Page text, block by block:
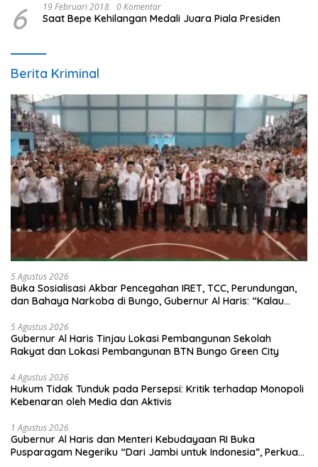
6 19 Februari 2018 0 Komentar
Saat Bepe Kehilangan Medali Juara Piala Presiden
Berita Kriminal
5 Agustus 2026
Buka Sosialisasi Akbar Pencegahan IRET, TCC, Perundungan,
dan Bahaya Narkoba di Bungo, Gubernur Al Haris: “Kalau
tangan”
5 Agustus 2026
Gubernur Al Haris Tinjau Lokasi Pembangunan Sekolah
Rakyat dan Lokasi Pembangunan BTN Bungo Green City
4 Agustus 2026
Hukum Tidak Tunduk pada Persepsi: Kritik terhadap Monopoli
Kebenaran oleh Media dan Aktivis
1 Agustus 2026
Gubernur Al Haris dan Menteri Kebudayaan RI Buka
Pusparagam Negeriku “Dari Jambi untuk Indonesia”, Perkuat